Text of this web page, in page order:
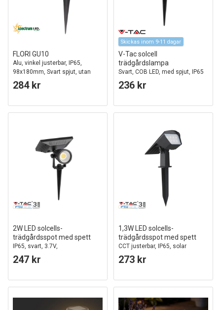
FLORI GU10
Alu, vinkel justerbar, IP65,
98x180mm, Svart spjut, utan
Ljuskälla
284 kr
Skickas inom 9-11 dagar
V-Tac solcell
trädgårdslampa
Svart, COB LED, med spjut, IP65
236 kr
2W LED solcells-
trädgårdsspot med spett
IP65, svart, 3.7V,
skymningssensor, COB LED,
varmvit
247 kr
1,3W LED solcells-
trädgårdsspot med spett
CCT justerbar, IP65, solar
trädgårdslampa
273 kr